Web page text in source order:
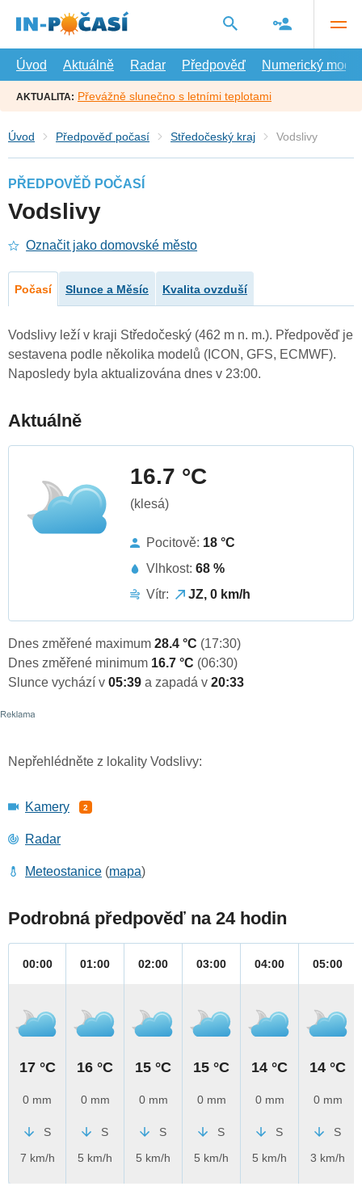
hlavní
Úvod
Aktuálně Radar Předpověď Numerický model
AKTUALITA: Převážně slunečno s letními teplotami
Úvod Předpověď počasí Středočeský kraj Vodslivy
PŘEDPOVĚĎ POČASÍ
Vodslivy
Označit jako domovské město
Počasí Slunce a Měsíc Kvalita ovzduší
Vodslivy leží v kraji Středočeský (462 m n. m.). Předpověď je
sestavena podle několika modelů (ICON, GFS, ECMWF).
Naposledy byla aktualizována dnes v 23:00.
Aktuálně
16.7 °C
(klesá)
Pocitově: 18 °C
Vlhkost: 68 %
Vítr:
JZ, 0 km/h
Dnes změřené maximum 28.4 °C (17:30)
Dnes změřené minimum 16.7 °C (06:30)
Slunce vychází v 05:39 a zapadá v 20:33
Nepřehlédněte z lokality Vodslivy:
Kamery 2
Radar
Meteostanice (mapa)
Podrobná předpověď na 24 hodin
00:00
17 °C
0 mm
S
7 km/h
01:00
16 °C
0 mm
S
5 km/h
02:00
15 °C
0 mm
S
5 km/h
03:00
15 °C
0 mm
S
5 km/h
04:00
14 °C
0 mm
S
5 km/h
05:00
14 °C
0 mm
S
3 km/h